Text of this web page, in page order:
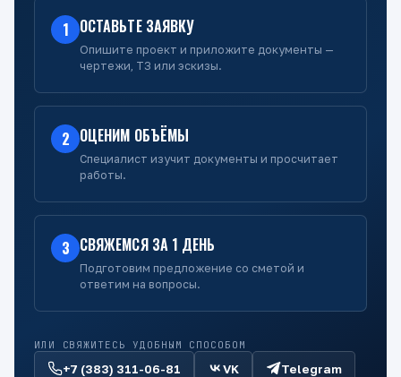
1 ОСТАВЬТЕ ЗАЯВКУ
Опишите проект и приложите документы —
чертежи, ТЗ или эскизы.
2 ОЦЕНИМ ОБЪЁМЫ
Специалист изучит документы и просчитает
работы.
3 СВЯЖЕМСЯ ЗА 1 ДЕНЬ
Подготовим предложение со сметой и
ответим на вопросы.
ИЛИ СВЯЖИТЕСЬ УДОБНЫМ СПОСОБОМ
+7 (383) 311-06-81 VK Telegram